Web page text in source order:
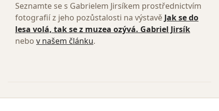
Seznamte se s Gabrielem Jirsíkem prostřednictvím
fotografií z jeho pozůstalosti na výstavě Jak se do
lesa volá, tak se z muzea ozývá. Gabriel Jirsík
nebo v našem článku.